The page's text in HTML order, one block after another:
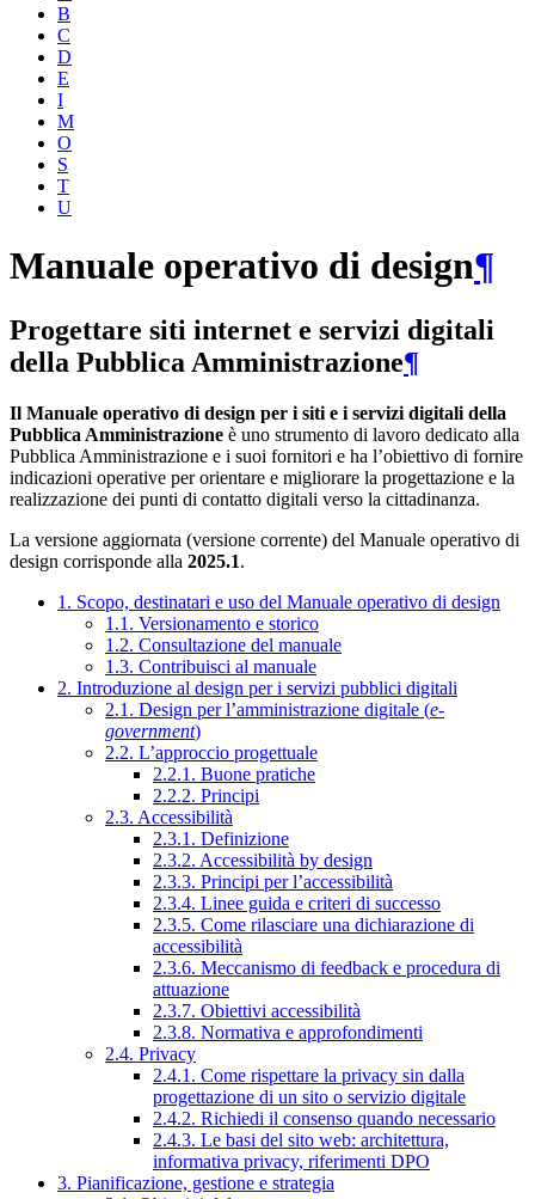
B
C
D
E
I
M
O
S
T
U
Manuale operativo di design¶
Progettare siti internet e servizi digitali
della Pubblica Amministrazione¶
Il Manuale operativo di design per i siti e i servizi digitali della
Pubblica Amministrazione è uno strumento di lavoro dedicato alla
Pubblica Amministrazione e i suoi fornitori e ha l’obiettivo di fornire
indicazioni operative per orientare e migliorare la progettazione e la
realizzazione dei punti di contatto digitali verso la cittadinanza.
La versione aggiornata (versione corrente) del Manuale operativo di
design corrisponde alla 2025.1.
1. Scopo, destinatari e uso del Manuale operativo di design
1.1. Versionamento e storico
1.2. Consultazione del manuale
1.3. Contribuisci al manuale
2. Introduzione al design per i servizi pubblici digitali
2.1. Design per l’amministrazione digitale (e-
government)
2.2. L’approccio progettuale
2.2.1. Buone pratiche
2.2.2. Principi
2.3. Accessibilità
2.3.1. Definizione
2.3.2. Accessibilità by design
2.3.3. Principi per l’accessibilità
2.3.4. Linee guida e criteri di successo
2.3.5. Come rilasciare una dichiarazione di
accessibilità
2.3.6. Meccanismo di feedback e procedura di
attuazione
2.3.7. Obiettivi accessibilità
2.3.8. Normativa e approfondimenti
2.4. Privacy
2.4.1. Come rispettare la privacy sin dalla
progettazione di un sito o servizio digitale
2.4.2. Richiedi il consenso quando necessario
2.4.3. Le basi del sito web: architettura,
informativa privacy, riferimenti DPO
3. Pianificazione, gestione e strategia